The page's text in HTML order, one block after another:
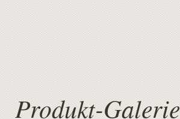
Produkt-Galerie